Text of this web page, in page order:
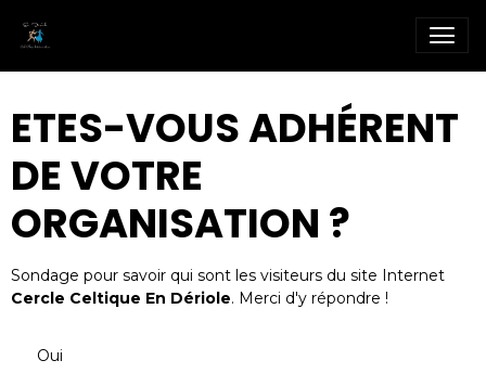
ETES-VOUS ADHÉRENT
DE VOTRE
ORGANISATION ?
Sondage pour savoir qui sont les visiteurs du site Internet
Cercle Celtique En Dériole. Merci d'y répondre !
Oui